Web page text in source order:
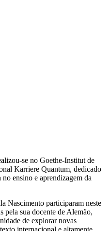
se no Goethe-Institut de
Karriere Quantum, dedicado
ensino e aprendizagem da
Nascimento participaram neste
pela sua docente de Alemão,
de explorar novas
internacional e altamente